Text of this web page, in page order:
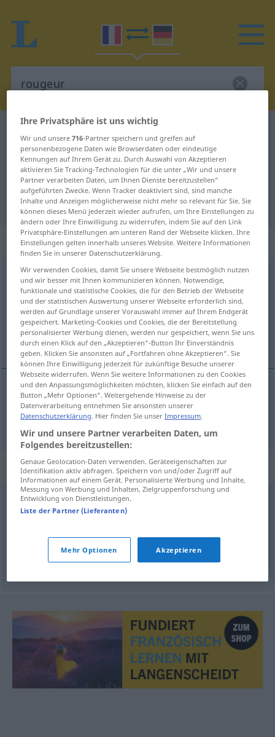
Französisch-Deutsch Wörterbuch
Französisch-Deutsch Übersetzung
für "rougeur"
"rougeur" Deutsch Übersetzung
„rougeur“: féminin
rougeur [ʀuʒœʀ]f
Übersicht aller Übersetzungen
(Für mehr Details die Übersetzung anklicken/antippen)
Rötung
Rötungf rougeursur la peau
Synonyme für "rougeur"
brûlure,aigreur,ampoule,
enflure, froidure gelure, érythème
Ihre Privatsphäre ist uns wichtig
Wir und unsere716-Partner speichern und greifen auf
personenbezogene Daten wie Browserdaten oder eindeutige
Kennungen auf Ihrem Gerät zu. Durch Auswahl von Akzeptieren
aktivieren Sie Tracking-Technologien für die unter „Wir und unsere
Partner verarbeiten Daten, um Ihnen Dienste bereitzustellen“
aufgeführten Zwecke. Wenn Tracker deaktiviert sind, sind manche
Inhalte und Anzeigen möglicherweise nicht mehr so relevant für Sie. Sie
können dieses Menü jederzeit wieder aufrufen, um Ihre Einstellungen zu
ändern oder Ihre Einwilligung zu widerrufen, indem Sie auf den Link
Privatsphäre-Einstellungen am unteren Rand der Webseite klicken. Ihre
Einstellungen gelten innerhalb unseres Website. Weitere Informationen
finden Sie in unserer Datenschutzerklärung.
Wir verwenden Cookies, damit Sie unsere Webseite bestmöglich nutzen
und wir besser mit Ihnen kommunizieren können. Notwendige,
funktionale und statistische Cookies, die für den Betrieb der Webseite
und der statistischen Auswertung unserer Webseite erforderlich sind,
werden auf Grundlage unserer Vorauswahl immer auf Ihrem Endgerät
gespeichert. Marketing-Cookies und Cookies, die der Bereitstellung
personalisierter Werbung dienen, werden nur gespeichert, wenn Sie uns
durch einen Klick auf den „Akzeptieren“-Button Ihr Einverständnis
geben. Klicken Sie ansonsten auf „Fortfahren ohne Akzeptieren“. Sie
können Ihre Einwilligung jederzeit für zukünftige Besuche unserer
Webseite widerrufen. Wenn Sie weitere Informationen zu den Cookies
und den Anpassungsmöglichkeiten möchten, klicken Sie einfach auf den
Button „Mehr Optionen“. Weitergehende Hinweise zu der
Datenverarbeitung entnehmen Sie ansonsten unserer
Datenschutzerklärung. Hier finden Sie unserImpressum.
Wir und unsere Partner verarbeiten Daten, um
Folgendes bereitzustellen:
Genaue Geolocation-Daten verwenden. Geräteeigenschaften zur
Identifikation aktiv abfragen. Speichern von und/oder Zugriff auf
Informationen auf einem Gerät. Personalisierte Werbung und Inhalte,
Messung von Werbung und Inhalten, Zielgruppenforschung und
Entwicklung von Dienstleistungen.
Liste der Partner (Lieferanten)
Mehr Optionen Akzeptieren